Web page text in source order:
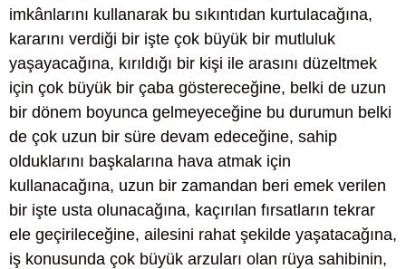
imkânlarını kullanarak bu sıkıntıdan kurtulacağına,
kararını verdiği bir işte çok büyük bir mutluluk
yaşayacağına, kırıldığı bir kişi ile arasını düzeltmek
için çok büyük bir çaba göstereceğine, belki de uzun
bir dönem boyunca gelmeyeceğine bu durumun belki
de çok uzun bir süre devam edeceğine, sahip
olduklarını başkalarına hava atmak için
kullanacağına, uzun bir zamandan beri emek verilen
bir işte usta olunacağına, kaçırılan fırsatların tekrar
ele geçirileceğine, ailesini rahat şekilde yaşatacağına,
iş konusunda çok büyük arzuları olan rüya sahibinin,